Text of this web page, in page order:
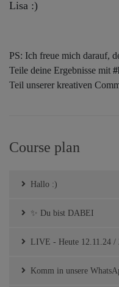
Lisa :)
PS: Ich freue mich darauf,
Teile deine Ergebnisse mit
Teil unserer kreativen
Course plan
Hallo :)
✨ Du bist DABEI
LIVE - Heute 12.11.24 /
Komm in unsere